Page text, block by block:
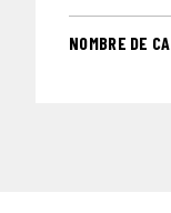
NOMBRE DE